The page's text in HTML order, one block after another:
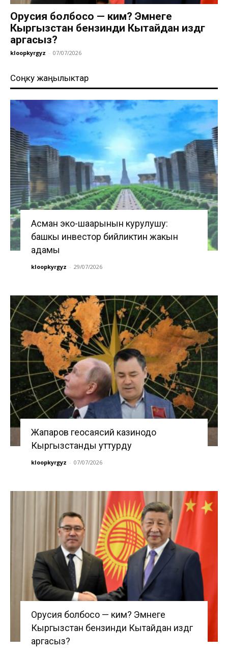
Орусия болбосо — ким? Эмнеге
Кыргызстан бензинди Кытайдан издөөгө
аргасыз?
kloopkyrgyz - 07/07/2026
Соңку жаңылыктар
Асман эко-шаарынын курулушу:
башкы инвестор бийликтин жакын
адамы
kloopkyrgyz - 29/07/2026
Жапаров геосаясий казинодо
Кыргызстанды уттурду
kloopkyrgyz - 07/07/2026
Орусия болбосо — ким? Эмнеге
Кыргызстан бензинди Кытайдан издөөгө
аргасыз?